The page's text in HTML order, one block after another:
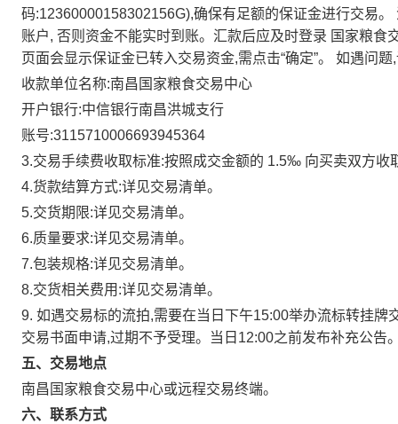
码:12360000158302156G),确保有足额的保证金进行交易。
账户, 否则资金不能实时到账。汇款后应及时登录 国家粮食
页面会显示保证金已转入交易资金,需点击“确定”。 如遇问题
收款单位名称:南昌国家粮食交易中心
开户银行:中信银行南昌洪城支行
账号:3115710006693945364
3.交易手续费收取标准:按照成交金额的 1.5‰ 向买卖双方收
4.货款结算方式:详见交易清单。
5.交货期限:详见交易清单。
6.质量要求:详见交易清单。
7.包装规格:详见交易清单。
8.交货相关费用:详见交易清单。
9. 如遇交易标的流拍,需要在当日下午15:00举办流标转挂
交易书面申请,过期不予受理。当日12:00之前发布补充公告
五、交易地点
南昌国家粮食交易中心或远程交易终端。
六、联系方式